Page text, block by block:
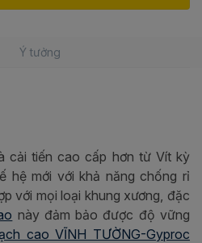
Ý tưởng
cải tiến cao cấp hơn từ Vít kỳ
hệ mới với khả năng chống rỉ
với mọi loại khung xương, đặc
này đảm bảo được độ vững
cao VĨNH TƯỜNG-Gyproc